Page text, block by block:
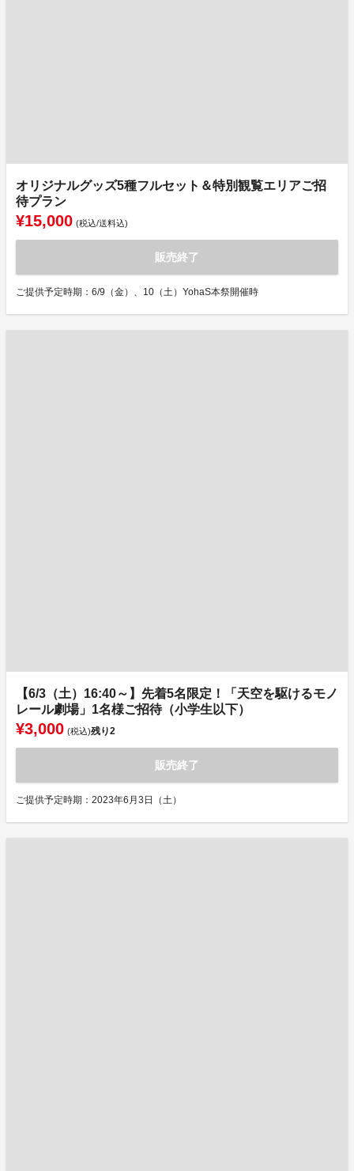
オリジナルグッズ5種フルセット＆特別観覧エリアご招
待プラン
¥15,000 (税込/送料込)
販売終了
ご提供予定時期：6/9（金）、10（土）YohaS本祭開催時
【6/3（土）16:40～】先着5名限定！「天空を駆けるモノ
レール劇場」1名様ご招待（小学生以下）
¥3,000 (税込)残り2
販売終了
ご提供予定時期：2023年6月3日（土）